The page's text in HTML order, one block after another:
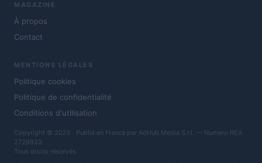
MAGAZINE
À propos
Contact
MENTIONS LÉGALES
Politique cookies
Politique de confidentialité
Conditions d'utilisation
Copyright © 2026 · Publié en France par AdHub Media S.r.l. — Numero REA
2729933
Tous droits réservés